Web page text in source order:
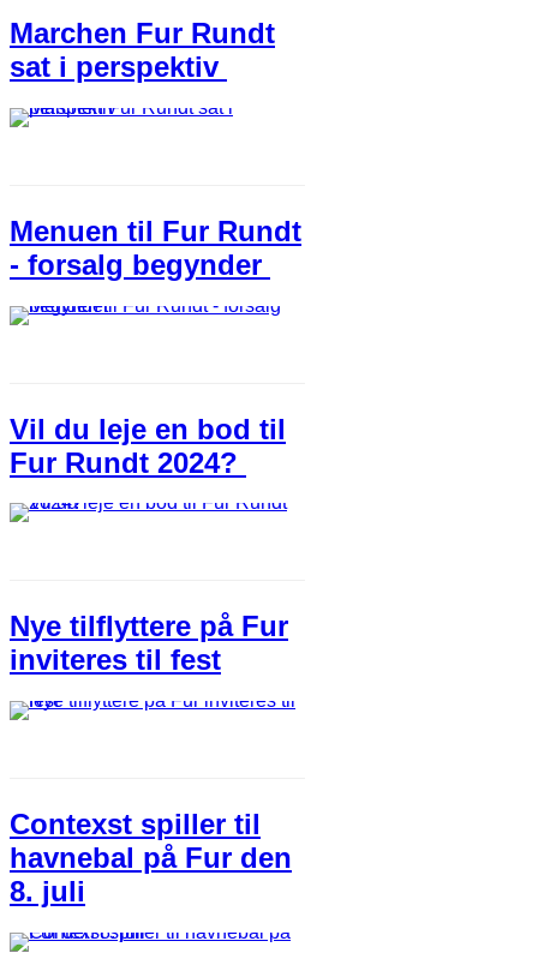
Marchen Fur Rundt
sat i perspektiv
Menuen til Fur Rundt
- forsalg begynder
Vil du leje en bod til
Fur Rundt 2024?
Nye tilflyttere på Fur
inviteres til fest
Contexst spiller til
havnebal på Fur den
8. juli